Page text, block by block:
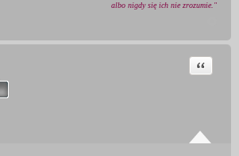
albo nigdy się ich nie zrozumie."
Cytuj